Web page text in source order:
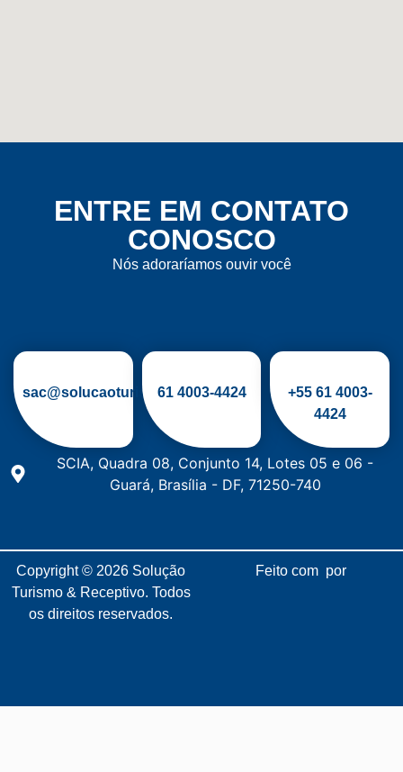
ENTRE EM CONTATO
CONOSCO
Nós adoraríamos ouvir você
sac@solucaoturismo.com.br
61 4003-4424
+55 61 4003-
4424
SCIA, Quadra 08, Conjunto 14, Lotes 05 e 06 -
Guará, Brasília - DF, 71250-740
Copyright © 2026 Solução
Turismo & Receptivo. Todos
os direitos reservados.
Feito com por